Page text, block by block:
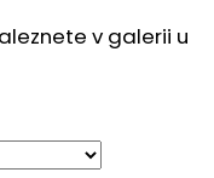
v galerii u